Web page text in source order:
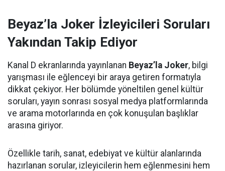
Beyaz’la Joker İzleyicileri Soruları
Yakından Takip Ediyor
Kanal D ekranlarında yayınlanan Beyaz’la Joker, bilgi
yarışması ile eğlenceyi bir araya getiren formatıyla
dikkat çekiyor. Her bölümde yöneltilen genel kültür
soruları, yayın sonrası sosyal medya platformlarında
ve arama motorlarında en çok konuşulan başlıklar
arasına giriyor.
Özellikle tarih, sanat, edebiyat ve kültür alanlarında
hazırlanan sorular, izleyicilerin hem eğlenmesini hem